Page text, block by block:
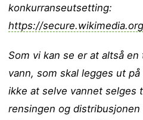
konkurranseutsetting:
https://
Som vi kan se er at altså
vann, som skal legges ut
ikke at selve vannet selges
rensingen og